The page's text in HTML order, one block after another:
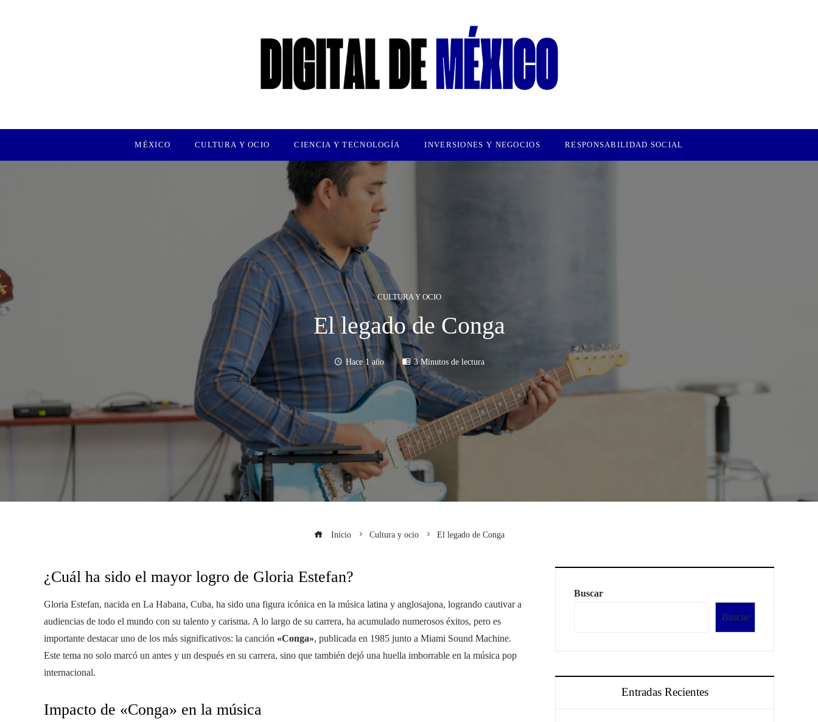
MÉXICO CULTURA Y OCIO CIENCIA Y TECNOLOGÍA INVERSIONES Y NEGOCIOS RESPONSABILIDAD SOCIAL
CULTURA Y OCIO
El legado de Conga
Hace 1 año 3 Minutos de lectura
Inicio Cultura y ocio El legado de Conga
¿Cuál ha sido el mayor logro de Gloria Estefan?
Gloria Estefan, nacida en La Habana, Cuba, ha sido una figura icónica en la música latina y anglosajona, logrando cautivar a
audiencias de todo el mundo con su talento y carisma. A lo largo de su carrera, ha acumulado numerosos éxitos, pero es
importante destacar uno de los más significativos: la canción «Conga», publicada en 1985 junto a Miami Sound Machine.
Este tema no solo marcó un antes y un después en su carrera, sino que también dejó una huella imborrable en la música pop
internacional.
Impacto de «Conga» en la música
Buscar
Buscar
Entradas Recientes